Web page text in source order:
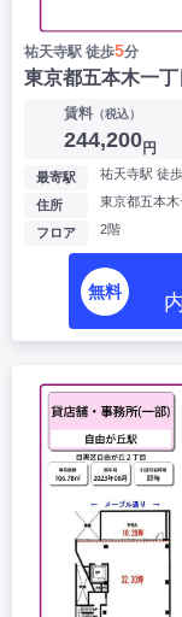
祐天寺駅 徒歩5分
東京都五本木一
賃料（税込）
244,200円
最寄駅 祐天寺駅 徒
住所 東京都五本木
フロア 2階
無料